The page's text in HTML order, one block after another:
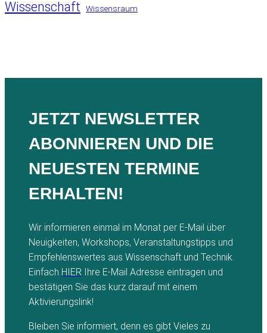
Wissenschaft Wissensraum
JETZT NEWSLETTER
ABONNIEREN UND DIE
NEUESTEN TERMINE
ERHALTEN!
Wir informieren einmal im Monat per E-Mail über
Neuigkeiten, Workshops, Veranstaltungstipps und
Empfehlenswertes aus Wissenschaft und Technik.
Einfach HIER Ihre E-Mail Adresse eintragen und
bestätigen Sie das kurz darauf mit einem
Aktivierungslink!
Bleiben Sie informiert, denn es gibt Vieles zu